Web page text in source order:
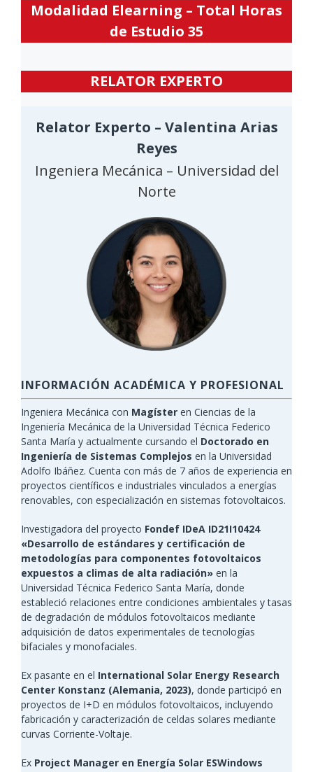
Modalidad Elearning – Total Horas
de Estudio 35
RELATOR EXPERTO
Relator Experto – Valentina Arias
Reyes
Ingeniera Mecánica – Universidad del
Norte
INFORMACIÓN ACADÉMICA Y PROFESIONAL
Ingeniera Mecánica con Magísteren Ciencias de la
Ingeniería Mecánica de la Universidad Técnica Federico
Santa María y actualmente cursando el Doctorado en
Ingeniería de Sistemas Complejos en la Universidad
Adolfo Ibáñez. Cuenta con más de 7 años de experiencia en
proyectos científicos e industriales vinculados a energías
renovables, con especialización en sistemas fotovoltaicos.
Investigadora del proyecto Fondef IDeA ID21I10424
«Desarrollo de estándares y certificación de
metodologías para componentes fotovoltaicos
expuestos a climas de alta radiación»en la
Universidad Técnica Federico Santa María, donde
estableció relaciones entre condiciones ambientales y tasas
de degradación de módulos fotovoltaicos mediante
adquisición de datos experimentales de tecnologías
bifaciales y monofaciales.
Ex pasante en el International Solar Energy Research
Center Konstanz (Alemania, 2023), donde participó en
proyectos de I+D en módulos fotovoltaicos, incluyendo
fabricación y caracterización de celdas solares mediante
curvas Corriente-Voltaje.
Ex Project Manager en Energía Solar ESWindows